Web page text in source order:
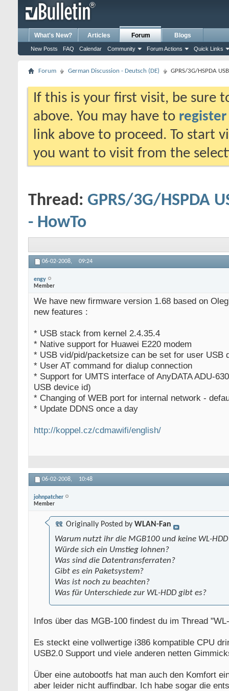
What's New? Articles Forum
New Posts FAQ Calendar Community Forum Actions Quick Links
Blogs
Forum German Discussion - Deutsch (DE) GPRS/3G/HSPDA
If this is your first visit, be sure
above. You may have to register
link above to proceed. To start
you want to visit from the
Thread: GPRS/3G/HSPDA
- HowTo
06-02-2008, 09:24
engy
Member
We have new firmware version 1.68 based on
new features :
* USB stack from kernel 2.4.35.4
* Native support for Huawei E220 modem
* USB vid/pid/packetsize can be set for user USB
* User AT command for dialup connection
* Support for UMTS interface of AnyDATA ADU-
USB device id)
* Changing of WEB port for internal network -
* Update DDNS once a day
http://koppel.cz/cdmawifi/english/
06-02-2008, 10:48
johnpatcher
Member
Originally Posted by WLAN-Fan
Warum nutzt ihr die MGB100 und keine WL-
Würde sich ein Umstieg lohnen?
Was sind die Datentransferraten?
Gibt es ein Paketsystem?
Was ist noch zu beachten?
Was für Unterschiede zur WL-HDD gibt es?
Infos über das MGB-100 findest du im Thread
Es steckt eine vollwertige i386 kompatible CPU
USB2.0 Support und viele anderen netten
Über eine autobootfs hat man auch den Komfort
aber leider nicht auffindbar. Ich habe sogar die